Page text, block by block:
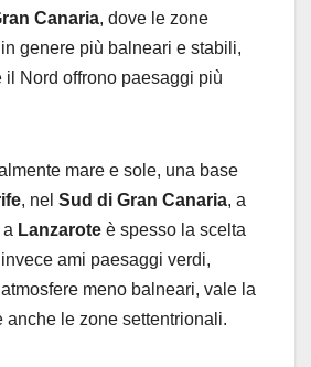
Canaria, dove le zone
genere più balneari e stabili,
il Nord offrono paesaggi più
mare e sole, una base
, nel Sud di Gran Canaria, a
Lanzarote è spesso la scelta
ami paesaggi verdi,
meno balneari, vale la
anche le zone settentrionali.